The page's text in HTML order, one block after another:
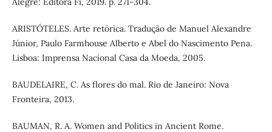
ARISTÓTELES. Arte retórica. Tradução de Manuel Alexandre
Júnior, Paulo Farmhouse Alberto e Abel do Nascimento Pena.
Lisboa: Imprensa Nacional Casa da Moeda, 2005.
BAUDELAIRE, C. As flores do mal. Rio de Janeiro: Nova
Fronteira, 2013.
BAUMAN, R. A. Women and Politics in Ancient Rome.